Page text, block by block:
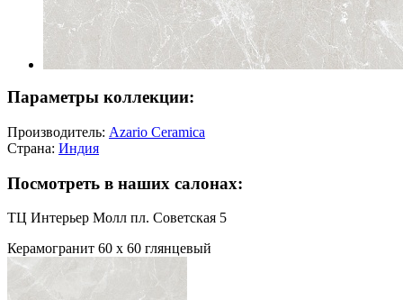
Параметры коллекции:
Производитель: Azario Ceramica
Страна: Индия
Посмотреть в наших салонах:
ТЦ Интерьер Молл пл. Советская 5
Керамогранит 60 х 60 глянцевый